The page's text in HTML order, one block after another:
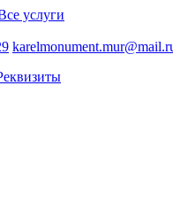
услуги